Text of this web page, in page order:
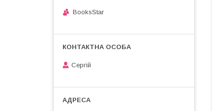
BooksStar
Сергій